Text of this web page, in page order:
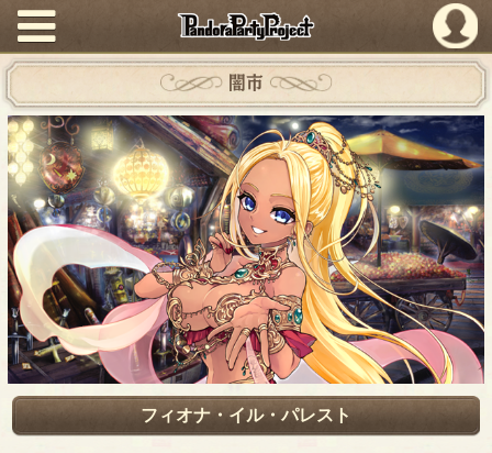
PandoraPartyProject
闇市
フィオナ・イル・パレスト